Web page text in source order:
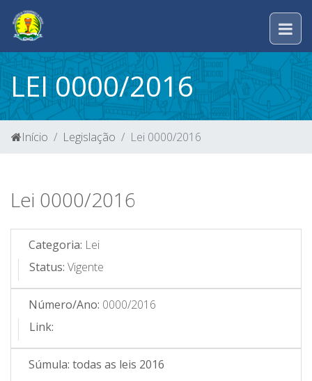
LEI 0000/2016
Início Legislação Lei 0000/2016
Lei 0000/2016
Categoria: Lei
Status: Vigente
Número/Ano: 0000/2016
Link:
Súmula: todas as leis 2016